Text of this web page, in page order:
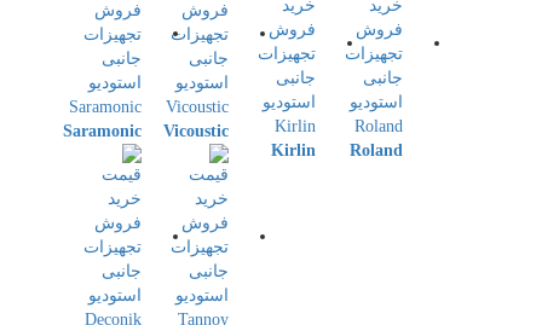
Roland
Kirlin
Vicoustic
Saramonic